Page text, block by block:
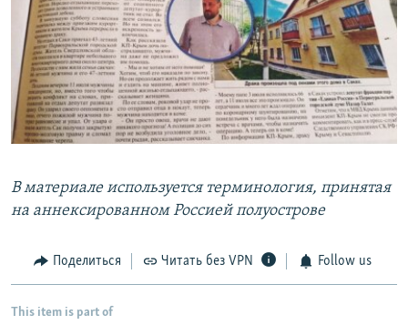
В материале используется терминология, принятая
на аннексированном Россией полуострове
Поделиться Читать без VPN Follow us
This item is part of